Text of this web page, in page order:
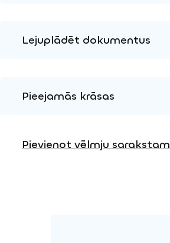
Lejuplādēt dokumentus
2D DWG – Sānu skats
3D DWG
Pieejamās krāsas
Pievienot vēlmju sarakstam